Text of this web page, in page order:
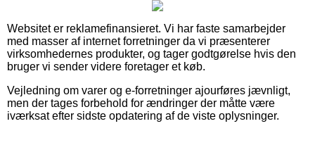
Websitet er reklamefinansieret. Vi har faste samarbejder
med masser af internet forretninger da vi præsenterer
virksomhedernes produkter, og tager godtgørelse hvis den
bruger vi sender videre foretager et køb.
Vejledning om varer og e-forretninger ajourføres jævnligt,
men der tages forbehold for ændringer der måtte være
iværksat efter sidste opdatering af de viste oplysninger.